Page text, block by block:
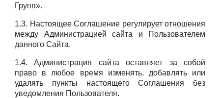
Групп».
1.3. Настоящее Соглашение регулирует отношения
между Администрацией сайта и Пользователем
данного Сайта.
1.4. Администрация сайта оставляет за собой
право в любое время изменять, добавлять или
удалять пункты настоящего Соглашения без
уведомления Пользователя.